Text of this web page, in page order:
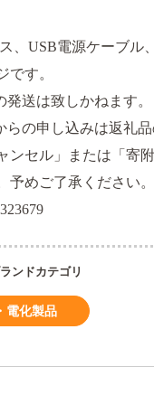
、USB電源ケーブル
す。
送は致しかねます。
らの申し込みは返礼
ンセル」または「寄
予めご了承ください。
ンドカテゴリ
電化製品